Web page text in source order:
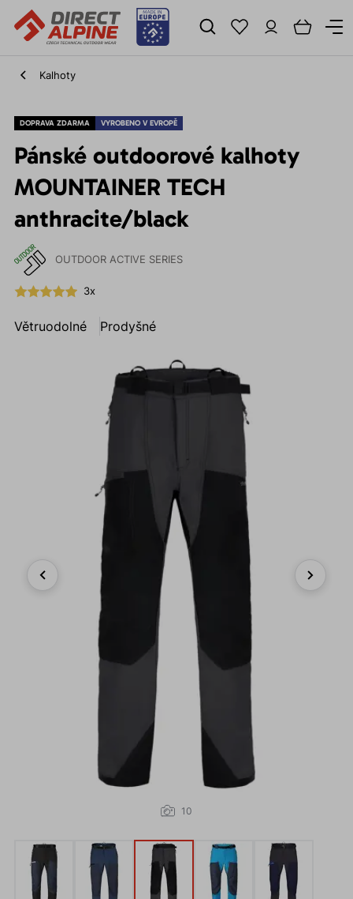
Kalhoty
DOPRAVA ZDARMA VYROBENO V EVROPĚ
Pánské outdoorové kalhoty
MOUNTAINER TECH
anthracite/black
OUTDOOR ACTIVE SERIES
3x
Větruodolné Prodyšné
10